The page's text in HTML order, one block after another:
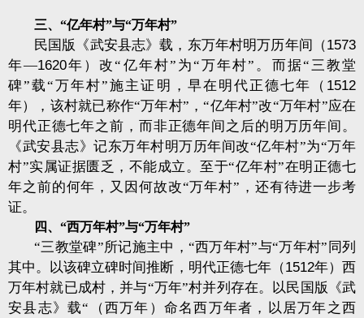
三、“亿年村”与“万年村”
民国版《武安县志》载，东万年村明万历年间（1573
年—1620年）改“亿年村”为“万年村”。而据“三教堂
碑”载“万年村”施主证明，早在明代正德七年（ 1512
年），该村就已称作“万年村”，“亿年村”改“万年村”应在
明代正德七年之前，而非正德年间之后的明万历年间。
《武安县志》记东万年村明万历年间改“亿年村”为“万年
村”实属证据匮乏，不能成立。至于“亿年村”在明正德七
年之前的何年，又因何故改“万年村”，还有待进一步考
证。
四、“西万年村”与“万年村”
“三教堂碑”所记施主中，“西万年村”与“万年村”同列
其中。以该碑立碑时间推断，明代正德七年（1512年）西
万年村就已成村，并与“万年”村并列存在。以民国版《武
安县志》载“（西万年） 命名西万年者，以居万年之西